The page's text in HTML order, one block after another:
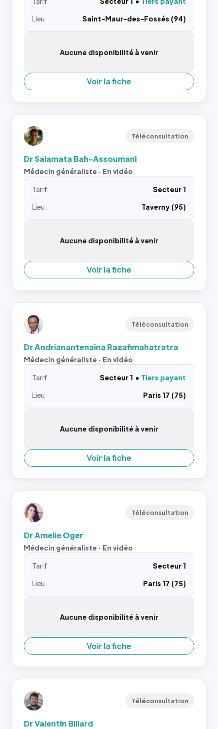
Lieu
Saint-Maur-des-Fossés (94)
Aucune disponibilité à venir
Voir la fiche
Téléconsultation
Dr Salamata Bah-Assoumani
Médecin généraliste · En vidéo
Tarif
Secteur 1
Lieu
Taverny (95)
Aucune disponibilité à venir
Voir la fiche
Téléconsultation
Dr Andrianantenaina Razafimahatratra
Médecin généraliste · En vidéo
Tarif Secteur 1
Tiers payant
Lieu
Paris 17 (75)
Aucune disponibilité à venir
Voir la fiche
Téléconsultation
Dr Amelie Oger
Médecin généraliste · En vidéo
Tarif
Secteur 1
Lieu
Paris 17 (75)
Aucune disponibilité à venir
Voir la fiche
Téléconsultation
Dr Valentin Billard